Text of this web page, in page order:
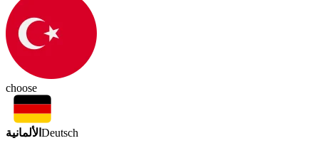
choose
الألمانية Deutsch